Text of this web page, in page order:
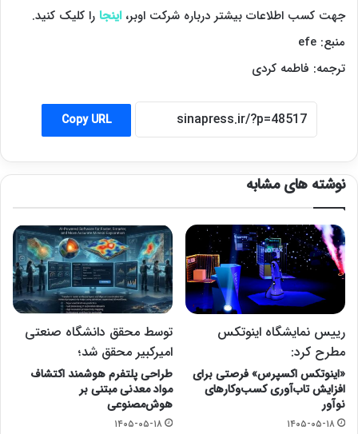
جهت کسب اطلاعات بیشتر درباره شرکت اوبر،اینجا را کلیک کنید.
منبع: efe
ترجمه: فاطمه کردی
Copy URL
نوشته های مشابه
رییس نمایشگاه اینوتکس
مطرح کرد:
«اینوتکس اکسپرس» فرصتی برای
افزایش تاب‌آوری کسب‌وکارهای
نوآور
۱۴۰۵-۰۵-۱۸
توسط محقق دانشگاه صنعتی
امیرکبیر محقق شد؛
طراحی پلتفرم هوشمند اکتشاف
مواد معدنی مبتنی بر
هوش‌مصنوعی
۱۴۰۵-۰۵-۱۸